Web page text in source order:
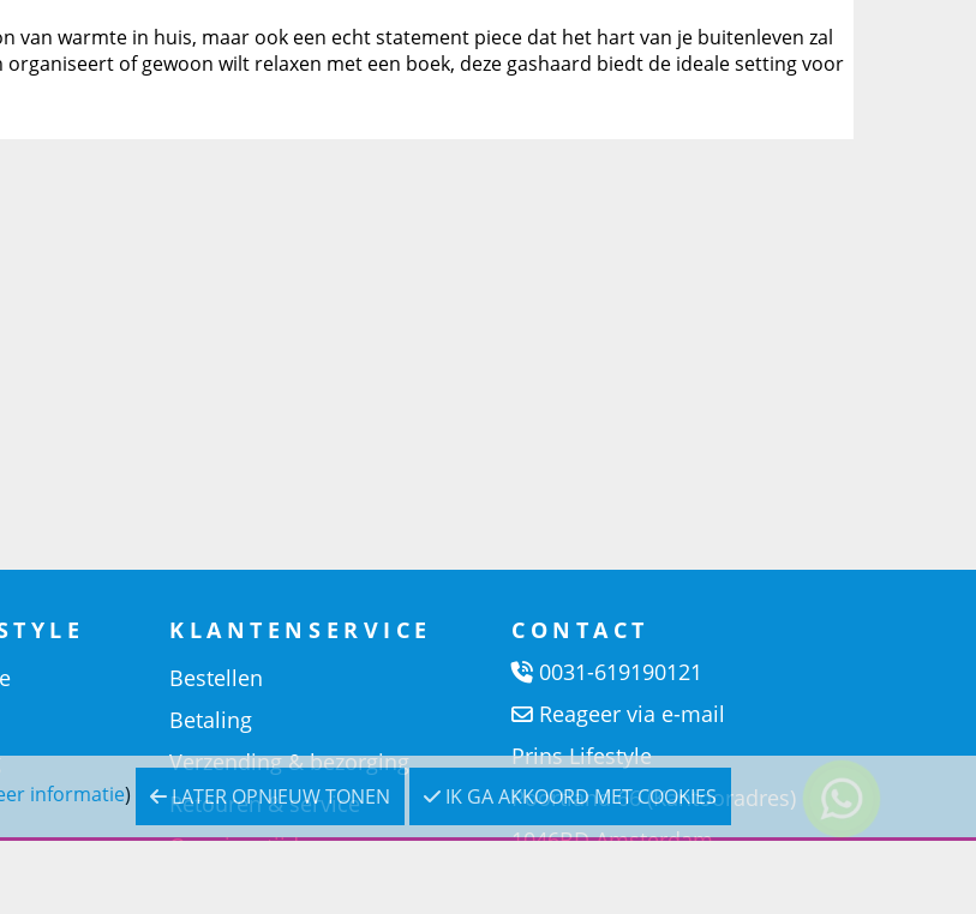
van warmte in huis, maar ook een echt statement piece dat het hart van je buitenleven zal
of gewoon wilt relaxen met een boek, deze gashaard biedt de ideale setting voor
informatie) LATER OPNIEUW TONEN IK GA AKKOORD MET COOKIES
KLANTENSERVICE
Bestellen
Betaling
Verzending & bezorging
Retouren & service
Openingstijden
CONTACT
0031-619190121
Reageer via e-mail
Prins Lifestyle
Poortland 66 (Kantooradres)
1046BD Amsterdam